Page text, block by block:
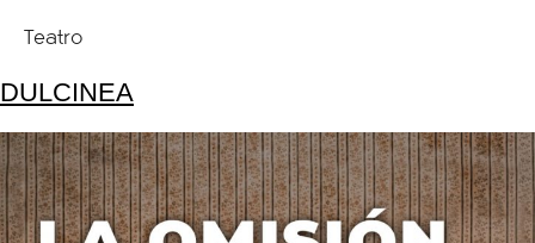
Teatro
DULCINEA